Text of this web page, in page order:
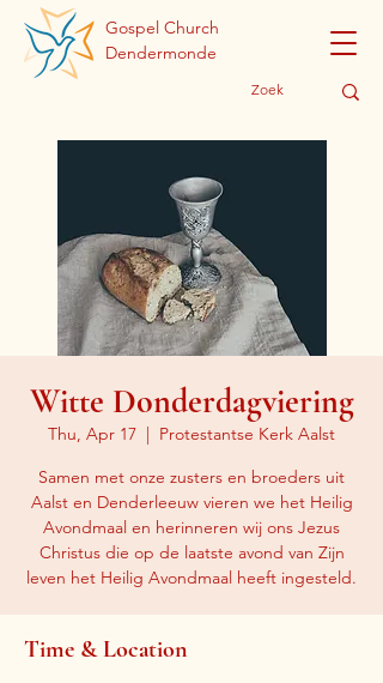
Gospel Church
Dendermonde
Witte Donderdagviering
Thu, Apr 17
  |
Protestantse Kerk Aalst
Samen met onze zusters en broeders uit
Aalst en Denderleeuw vieren we het Heilig
Avondmaal en herinneren wij ons Jezus
Christus die op de laatste avond van Zijn
leven het Heilig Avondmaal heeft ingesteld.
Time & Location